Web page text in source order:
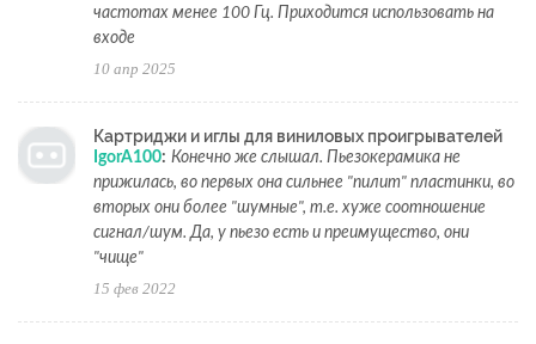
частотах менее 100 Гц. Приходится использовать на
входе
10 апр 2025
Картриджи и иглы для виниловых проигрывателей
IgorA100: Конечно же слышал. Пьезокерамика не
прижилась, во первых она сильнее "пилит" пластинки, во
вторых они более "шумные", т.е. хуже соотношение
сигнал/шум. Да, у пьезо есть и преимущество, они
"чище"
15 фев 2022